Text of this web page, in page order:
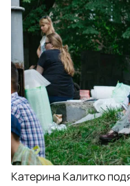
Катерина Калитко